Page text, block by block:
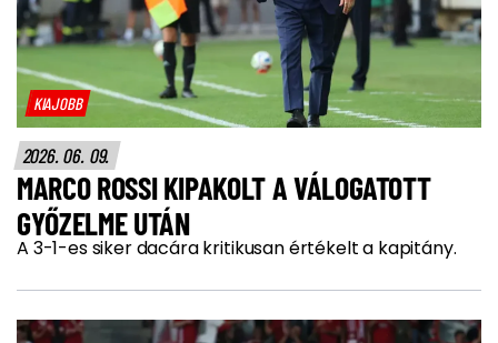
KIAJOBB
2026. 06. 09.
MARCO ROSSI KIPAKOLT A VÁLOGATOTT
GYŐZELME UTÁN
A 3-1-es siker dacára kritikusan értékelt a kapitány.